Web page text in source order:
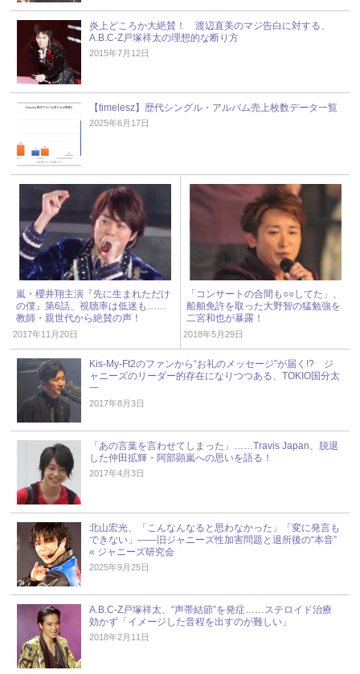
炎上どころか大絶賛！ 渡辺直美のマジ告白に対する、
A.B.C-Z戸塚祥太の理想的な断り方
2015年7月12日
【timelesz】歴代シングル・アルバム売上枚数データ一覧
2025年6月17日
嵐・櫻井翔主演『先に生まれただけ
の僕』第6話、視聴率は低迷も……
教師・親世代から絶賛の声！
2017年11月20日
「コンサートの合間も○○してた」、
船舶免許を取った大野智の猛勉強を
二宮和也が暴露！
2018年5月29日
Kis-My-Ft2のファンから“お礼のメッセージ”が届く!? ジ
ャニーズのリーダー的存在になりつつある、TOKIO国分太
一
2017年8月3日
「あの言葉を言わせてしまった」……Travis Japan、脱退
した仲田拡輝・阿部顕嵐への思いを語る！
2017年4月3日
北山宏光、「こんなんなると思わなかった」「変に発言も
できない」――旧ジャニーズ性加害問題と退所後の“本音”
« ジャニーズ研究会
2025年9月25日
A.B.C-Z戸塚祥太、“声帯結節”を発症……ステロイド治療
効かず「イメージした音程を出すのが難しい」
2018年2月11日